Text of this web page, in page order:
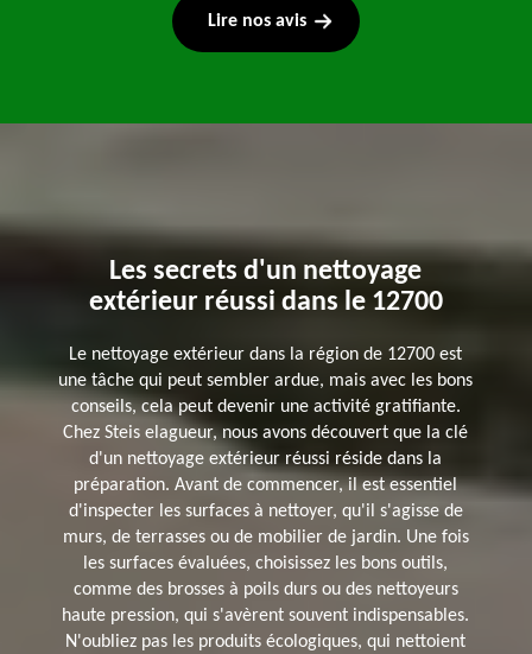
Lire nos avis
Les secrets d'un nettoyage
extérieur réussi dans le 12700
Le nettoyage extérieur dans la région de 12700 est
une tâche qui peut sembler ardue, mais avec les bons
conseils, cela peut devenir une activité gratifiante.
Chez Steis elagueur, nous avons découvert que la clé
d'un nettoyage extérieur réussi réside dans la
préparation. Avant de commencer, il est essentiel
d'inspecter les surfaces à nettoyer, qu'il s'agisse de
murs, de terrasses ou de mobilier de jardin. Une fois
les surfaces évaluées, choisissez les bons outils,
comme des brosses à poils durs ou des nettoyeurs
haute pression, qui s'avèrent souvent indispensables.
N'oubliez pas les produits écologiques, qui nettoient